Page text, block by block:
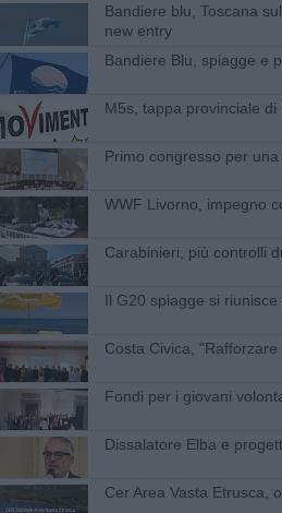
Bandiere blu, Toscana
new entry
Bandiere Blu, spiagge e
M5s, tappa provinciale di
Primo congresso per
WWF Livorno, impegno
Carabinieri, più controlli
Il G20 spiagge si riunisce
Costa Civica,
Fondi per i giovani
Dissalatore Elba e
Cer Area Vasta Etrusca,